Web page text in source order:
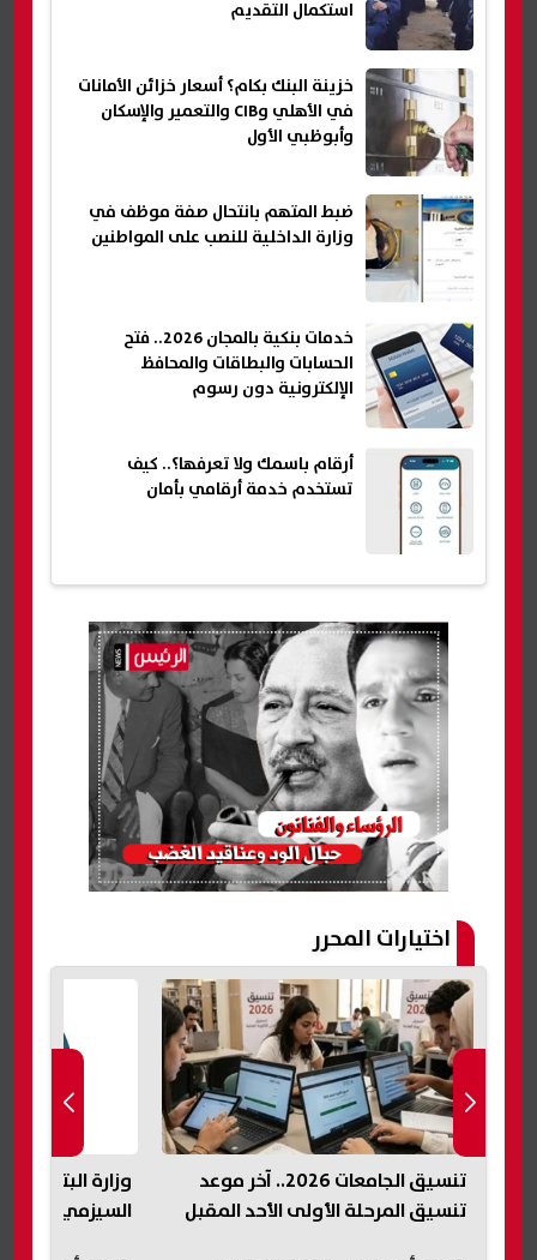
استكمال التقديم
خزينة البنك بكام؟ أسعار خزائن الأمانات
في الأهلي وCIB والتعمير والإسكان
وأبوظبي الأول
ضبط المتهم بانتحال صفة موظف في
وزارة الداخلية للنصب على المواطنين
خدمات بنكية بالمجان 2026.. فتح
الحسابات والبطاقات والمحافظ
الإلكترونية دون رسوم
أرقام باسمك ولا تعرفها؟.. كيف
تستخدم خدمة أرقامي بأمان
اختيارات المحرر
تنسيق الجامعات 2026.. آخر موعد
تنسيق المرحلة الأولى الأحد المقبل
وزارة البترول
السيزمي في